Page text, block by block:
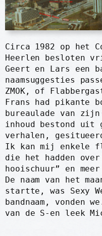
Circa 1982 op het
Heerlen besloten
Geert en Lars een
naamsuggesties
ZMOK, of
Frans had pikante
bureaulade van
inhoud bestond uit
verhalen,
Ik kan mij enkele
die het hadden
hooischuur” en
De naam van het
startte, was Sexy
bandnaam, vonden
van de S-en leek